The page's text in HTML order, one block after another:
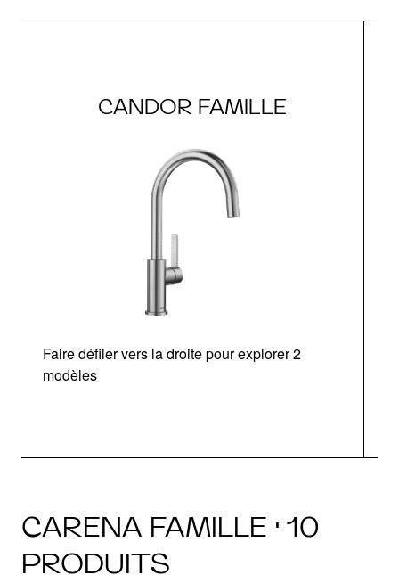
CANDOR FAMILLE
Faire défiler vers la droite pour explorer 2
modèles
CARENA FAMILLE · 10
PRODUITS